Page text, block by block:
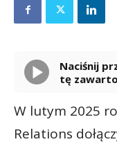
Naciśnij przycisk odtwarzania, aby odsłuchać
tę
W lutym 2025
Relations